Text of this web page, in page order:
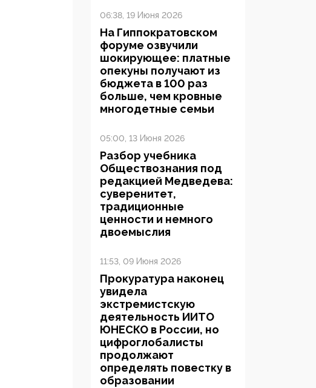
06:38, 19 Июня 2026
На Гиппократовском
форуме озвучили
шокирующее: платные
опекуны получают из
бюджета в 100 раз
больше, чем кровные
многодетные семьи
05:00, 13 Июня 2026
Разбор учебника
Обществознания под
редакцией Медведева:
суверенитет,
традиционные
ценности и немного
двоемыслия
11:53, 09 Июня 2026
Прокуратура наконец
увидела
экстремистскую
деятельность ИИТО
ЮНЕСКО в России, но
цифроглобалисты
продолжают
определять повестку в
образовании